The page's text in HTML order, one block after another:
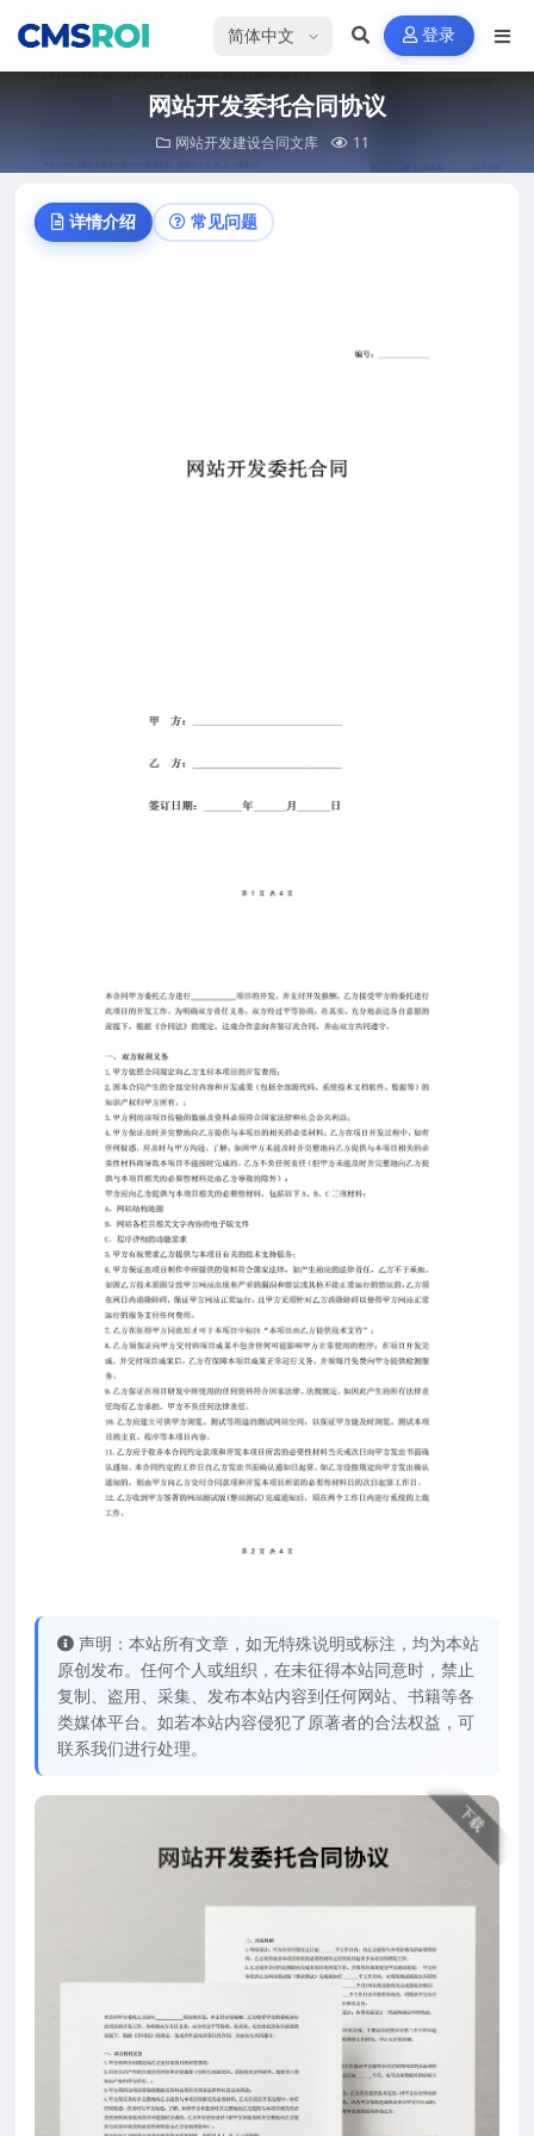
选择语言 登录
网站开发委托合同协议
网站开发建设合同文库 11
详情介绍 常见问题
声明：本站所有文章，如无特殊说明或标注，均为本站
原创发布。任何个人或组织，在未征得本站同意时，禁止
复制、盗用、采集、发布本站内容到任何网站、书籍等各
类媒体平台。如若本站内容侵犯了原著者的合法权益，可
联系我们进行处理。
下载